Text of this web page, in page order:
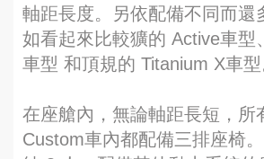
軸距長度。另依配備不同而還
如看起來比較獷的 Active車型
車型 和頂規的 Titanium X車型
在座艙內，無論軸距長短，所
Custom車內都配備三排座椅